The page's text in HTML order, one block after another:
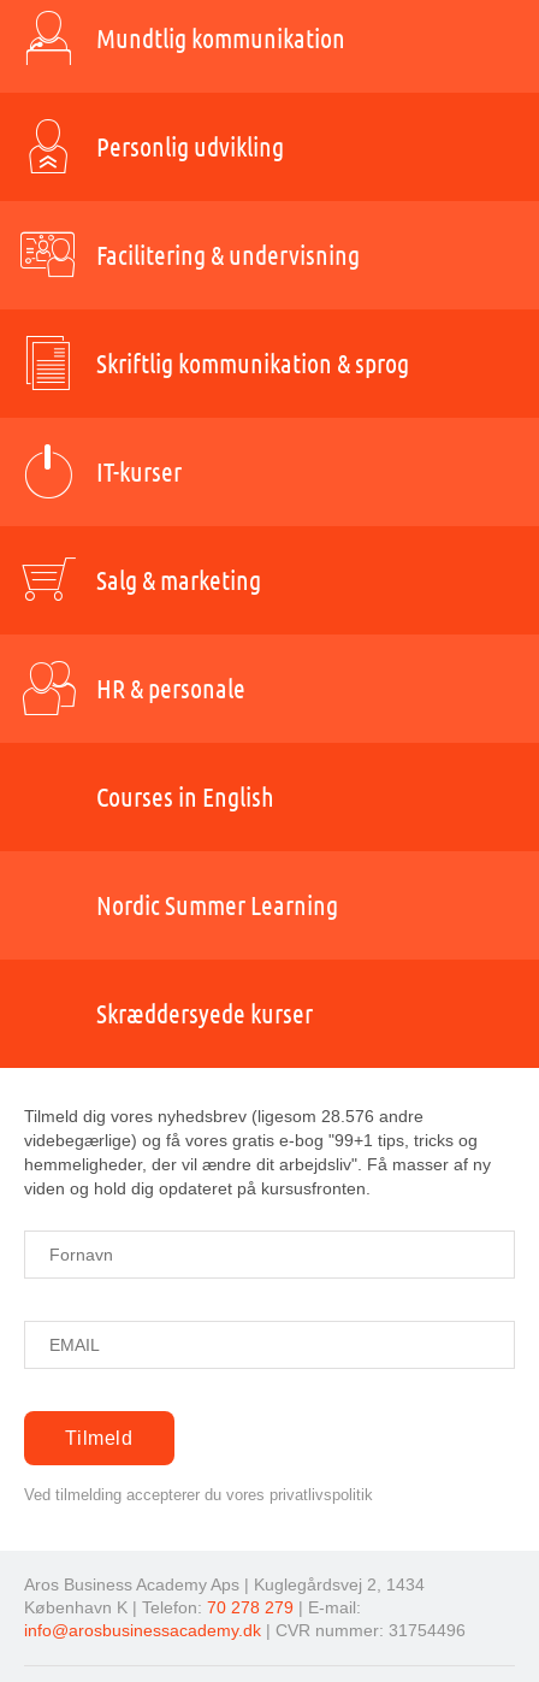
Mundtlig kommunikation
Personlig udvikling
Facilitering & undervisning
Skriftlig kommunikation & sprog
IT-kurser
Salg & marketing
HR & personale
Courses in English
Nordic Summer Learning
Skræddersyede kurser
Tilmeld dig vores nyhedsbrev (ligesom 28.576 andre
videbegærlige) og få vores gratis e-bog "99+1 tips, tricks og
hemmeligheder, der vil ændre dit arbejdsliv". Få masser af ny
viden og hold dig opdateret på kursusfronten.
Ved tilmelding accepterer du vores privatlivspolitik
Aros Business Academy Aps | Kuglegårdsvej 2, 1434
København K | Telefon: 70 278 279 | E-mail:
info@arosbusinessacademy.dk | CVR nummer: 31754496